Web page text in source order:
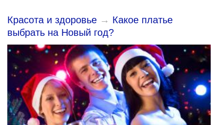
Красота и здоровье → Какое платье
выбрать на Новый год?